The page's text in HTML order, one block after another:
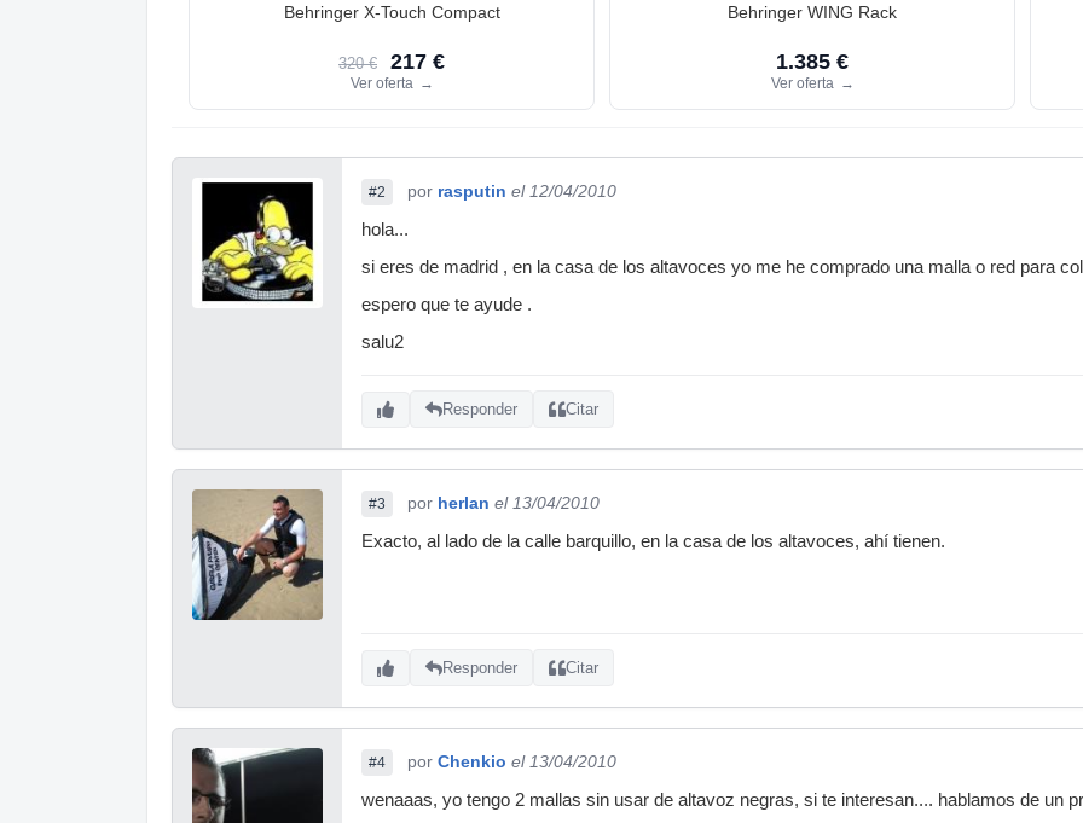
Behringer X-Touch Compact
320 € 217 €
Ver oferta →
Behringer WING Rack
1.385 €
Ver oferta →
#2 por rasputin el 12/04/2010
hola...
si eres de madrid , en la casa de los altavoces yo me he comprado una malla o red para
espero que te ayude .
salu2
Responder Citar
#3 por herlan el 13/04/2010
Exacto, al lado de la calle barquillo, en la casa de los altavoces, ahí tienen.
Responder Citar
#4 por Chenkio el 13/04/2010
wenaaas, yo tengo 2 mallas sin usar de altavoz negras, si te interesan.... hablamos de un